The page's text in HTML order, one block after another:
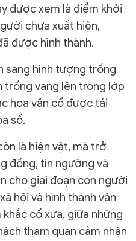
được xem là điểm khởi
chưa xuất hiện,
được hình thành.
sang hình tượng trống
trống vang lên trong lớp
hoa văn cổ được tái
số.
là hiện vật, mà trở
đồng, tín ngưỡng và
cho giai đoạn con người
hội và hình thành văn
cổ xưa, giữa những
tham quan cảm nhận